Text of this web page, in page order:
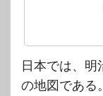
日本では、
の地図である